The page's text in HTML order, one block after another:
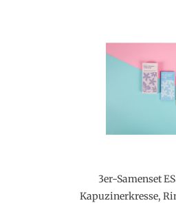
3er-Samenset
Kapuzinerkresse,